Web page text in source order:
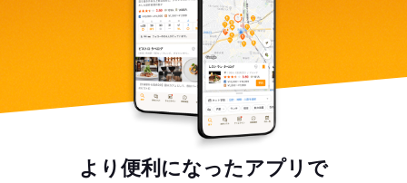
より便利になったアプリで